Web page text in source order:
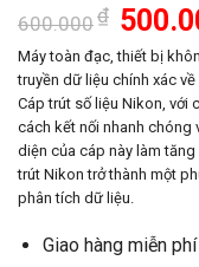
600.000₫ Giá
gốc
là:
Máy toàn đạc, thiết bị
truyền dữ liệu chính xác
Cáp trút số liệu Nikon, với
cách kết nối nhanh chóng
diện của cáp này làm
trút Nikon trở thành một
phân tích dữ liệu.
Giao hàng miễn phí